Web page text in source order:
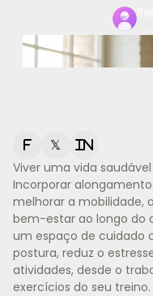
f 𝕏 in
Viver uma vida
Incorporar
melhorar a mobilidade,
bem-estar ao longo do
um espaço de cuidado
postura, reduz o
atividades, desde o
exercícios do seu treino.